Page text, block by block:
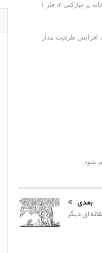
در روز پنج شنبه ۹۴٫۱۰٫۰۳، جلسه مرکز تحقیقات فرآوری مواد کاشی گر با موضوع بررسی مدار سنگ‌شکنی مواد برگشتی کارخانه پرعیارکنی ۲، فاز ۱
افزایش ظرفیت مدار
بعدی
ای دیگر